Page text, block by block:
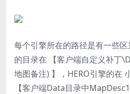
每个引擎所在的路径是有一些
的目录在 【客户端自定义补丁
地图备注) 】，HERO引擎的在
【客户端Data目录中